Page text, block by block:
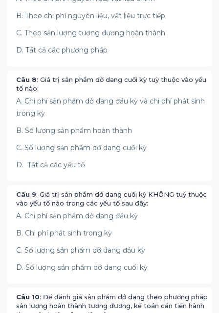
B. Theo chi phí nguyên liệu, vật liệu trực tiếp
C. Theo sản lượng tương đương hoàn thành
D. Tất cả các phương pháp
Câu 8: Giá trị sản phẩm dở dang cuối kỳ tuỳ thuộc vào yếu
tố nào:
A. Chi phí sản phẩm dở dang đầu kỳ và chi phí phát sinh
trong kỳ
B. Số lượng sản phẩm hoàn thành
C. Số lượng sản phẩm dở dang cuối kỳ
D. Tất cả các yếu tố
Câu 9: Giá trị sản phẩm dở dang cuối kỳ KHÔNG tuỳ thuộc
vào yếu tố nào trong các yếu tố sau đây:
A. Chi phí sản phẩm dở dang đầu kỳ
B. Chi phí phát sinh trong kỳ
C. Số lượng sản phẩm dở dang đầu kỳ
D. Số lượng sản phẩm dở dang cuối kỳ
Câu 10: Để đánh giá sản phẩm dở dang theo phương pháp
sản lượng hoàn thành tương đương, kế toán cần tiến hành